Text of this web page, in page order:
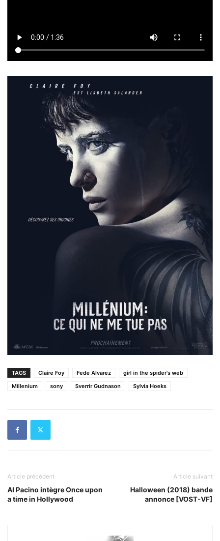
TAGS Claire Foy Fede Alvarez
girl in the spider's web
Millenium
sony Sverrir Gudnason Sylvia Hoeks
Article précédent
Al Pacino intègre Once upon
a time in Hollywood
Article suivant
Halloween (2018) bande
annonce [VOST-VF]